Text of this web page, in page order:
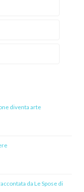
diventa arte
da Le Spose di